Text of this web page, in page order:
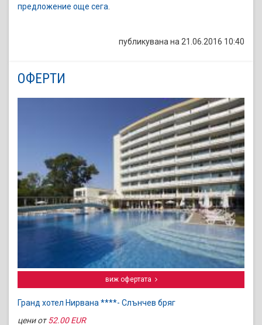
предложение още сега
публикувана на 21.06.2016 10:40
ОФЕРТИ
виж офертата
Гранд хотел Нирвана ****- Слънчев бряг
цени от52.00 EUR